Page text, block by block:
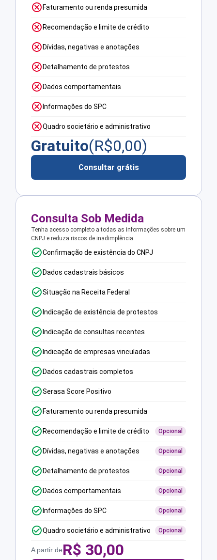
Faturamento ou renda presumida
Recomendação e limite de crédito
Dívidas, negativas e anotações
Detalhamento de protestos
Dados comportamentais
Informações do SPC
Quadro societário e administrativo
Gratuito(R$0,00)
Consultar grátis
Consulta Sob Medida
Tenha acesso completo a todas as informações sobre um
CNPJ e reduza riscos de inadimplência.
Confirmação de existência do CNPJ
Dados cadastrais básicos
Situação na Receita Federal
Indicação de existência de protestos
Indicação de consultas recentes
Indicação de empresas vinculadas
Dados cadastrais completos
Serasa Score Positivo
Faturamento ou renda presumida
Recomendação e limite de crédito Opcional
Dívidas, negativas e anotações Opcional
Detalhamento de protestos Opcional
Dados comportamentais Opcional
Informações do SPC Opcional
Quadro societário e administrativo Opcional
A partir deR$ 30,00